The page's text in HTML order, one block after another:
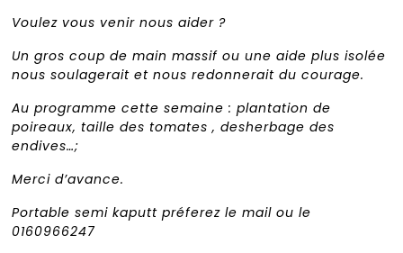
Voulez vous venir nous aider ?
Un gros coup de main massif ou une aide plus isolée
nous soulagerait et nous redonnerait du courage.
Au programme cette semaine : plantation de
poireaux, taille des tomates , desherbage des
endives…;
Merci d’avance.
Portable semi kaputt préferez le mail ou le
0160966247